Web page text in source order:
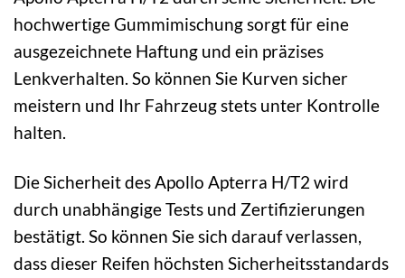
hochwertige Gummimischung sorgt für eine
ausgezeichnete Haftung und ein präzises
Lenkverhalten. So können Sie Kurven sicher
meistern und Ihr Fahrzeug stets unter Kontrolle
halten.
Die Sicherheit des Apollo Apterra H/T2 wird
durch unabhängige Tests und Zertifizierungen
bestätigt. So können Sie sich darauf verlassen,
dass dieser Reifen höchsten Sicherheitsstandards